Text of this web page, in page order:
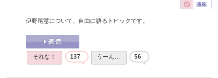
伊野尾慧について、自由に語るトピックです。
それな！ 137 うーん… 56